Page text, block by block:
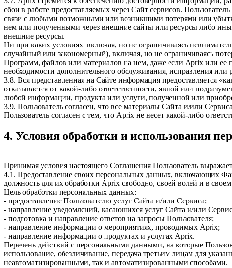
сбои в работе предоставляемых через Сайт сервисов.
связи с любыми возможными или возникшими потерями или
нем или полученными через внешние сайты или ресурсы либо
внешние ресурсы.
Ни при каких условиях, включая, но не ограничиваясь
случайный или закономерный), включая, но не ограничиваясь
Программ, файлов или материалов на нем, даже если Aprix или ее
необходимости дополнительного обслуживания, исправления или
3.8. Вся представленная на Сайте информация предоставляется
отказывается от какой-либо ответственности, явной или
любой информации, продукта или услуги, полученной или
3.9. Пользователь согласен, что все материалы Сайта и/или
Пользователь согласен с тем, что Aprix не несет какой-либо
4. Условия обработки и использования
Принимая условия настоящего Соглашения Пользователь выражает
4.1. Предоставление своих персональных данных, включающих
должность для их обработки Aprix свободно, своей волей и в своем
Цель обработки персональных данных:
- предоставление Пользователю услуг Сайта и/или Сервиса;
- направление уведомлений, касающихся услуг Сайта и/или
- подготовка и направление ответов на запросы Пользователя;
- направление информации о мероприятиях, проводимых Aprix;
- направление информации о продуктах и услугах Aprix.
Перечень действий с персональными данными, на которые
использование, обезличивание, передача третьим лицам для
неавтоматизированными, так и автоматизированными способами.